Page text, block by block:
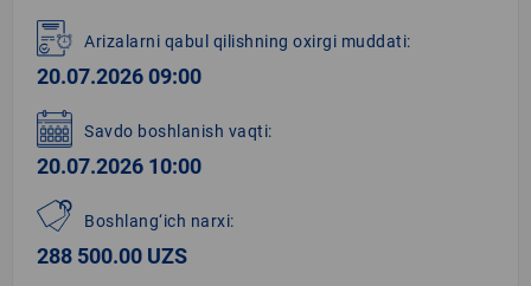
1
of
1
Arizalarni qabul qilishning oxirgi muddati:
20.07.2026 09:00
Savdo boshlanish vaqti:
20.07.2026 10:00
Boshlang‘ich narxi:
288 500.00 UZS